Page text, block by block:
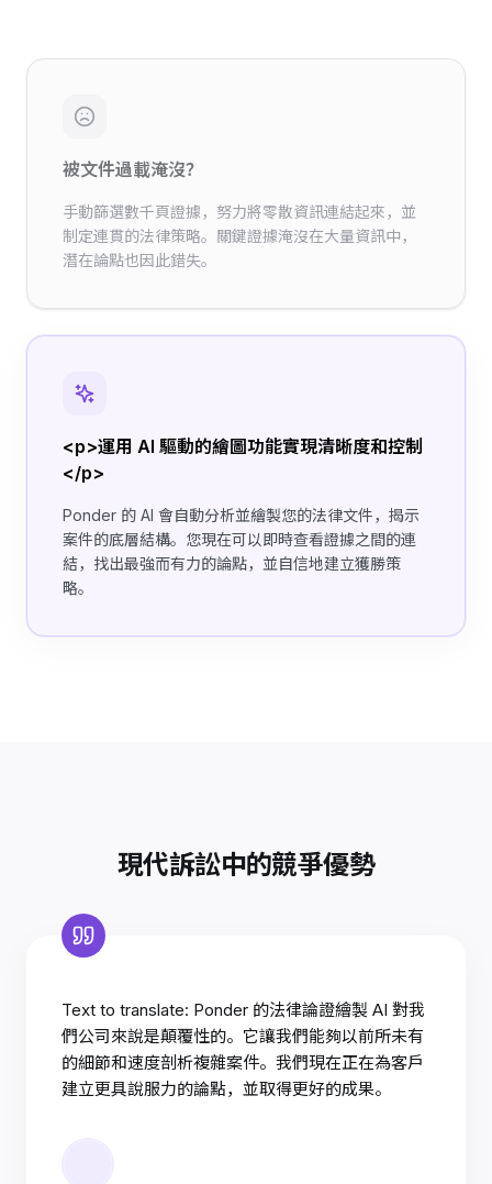
被文件過載淹沒？
手動篩選數千頁證據，努力將零散資訊連結起來，並
制定連貫的法律策略。關鍵證據淹沒在大量資訊中，
潛在論點也因此錯失。
<p>運用 AI 驅動的繪圖功能實現清晰度和控制
</p>
Ponder 的 AI 會自動分析並繪製您的法律文件，揭示
案件的底層結構。您現在可以即時查看證據之間的連
結，找出最強而有力的論點，並自信地建立獲勝策
略。
現代訴訟中的競爭優勢
Text to translate: Ponder 的法律論證繪製 AI 對我
們公司來說是顛覆性的。它讓我們能夠以前所未有
的細節和速度剖析複雜案件。我們現在正在為客戶
建立更具說服力的論點，並取得更好的成果。